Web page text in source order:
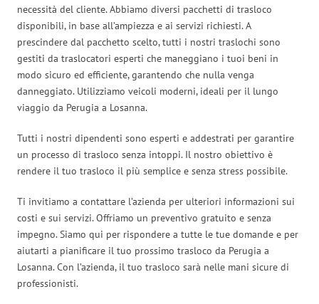
necessità del cliente. Abbiamo diversi pacchetti di trasloco
disponibili, in base all’ampiezza e ai servizi richiesti. A
prescindere dal pacchetto scelto, tutti i nostri traslochi sono
gestiti da traslocatori esperti che maneggiano i tuoi beni in
modo sicuro ed efficiente, garantendo che nulla venga
danneggiato. Utilizziamo veicoli moderni, ideali per il lungo
viaggio da Perugia a Losanna.
Tutti i nostri dipendenti sono esperti e addestrati per garantire
un processo di trasloco senza intoppi. Il nostro obiettivo è
rendere il tuo trasloco il più semplice e senza stress possibile.
Ti invitiamo a contattare l’azienda per ulteriori informazioni sui
costi e sui servizi. Offriamo un preventivo gratuito e senza
impegno. Siamo qui per rispondere a tutte le tue domande e per
aiutarti a pianificare il tuo prossimo trasloco da Perugia a
Losanna. Con l’azienda, il tuo trasloco sarà nelle mani sicure di
professionisti.